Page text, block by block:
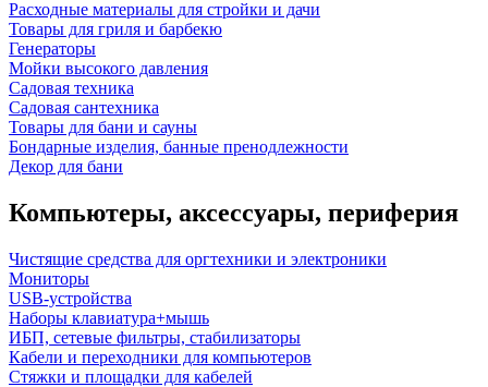
Расходные материалы для стройки и дачи
Товары для гриля и барбекю
Генераторы
Мойки высокого давления
Садовая техника
Садовая сантехника
Товары для бани и сауны
Бондарные изделия, банные пренодлежности
Декор для бани
Компьютеры, аксессуары, периферия
Чистящие средства для оргтехники и электроники
Мониторы
USB-устройства
Наборы клавиатура+мышь
ИБП, сетевые фильтры, стабилизаторы
Кабели и переходники для компьютеров
Стяжки и площадки для кабелей